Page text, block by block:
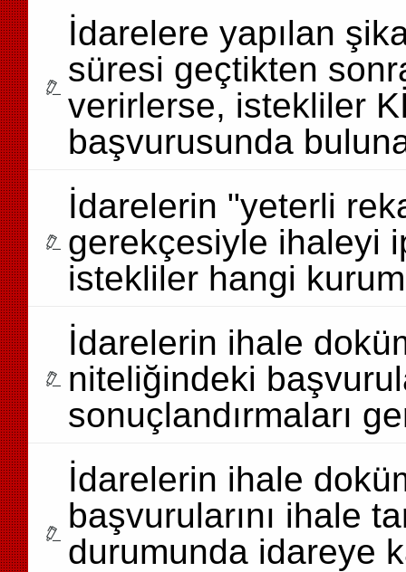
İdarelere yapılan
süresi geçtikten
verirlerse, istekliler
başvurusunda
İdarelerin "yeterli
gerekçesiyle ihaleyi
istekliler hangi
İdarelerin ihale
niteliğindeki
sonuçlandırmaları
İdarelerin ihale
başvurularını ihale
durumunda idareye